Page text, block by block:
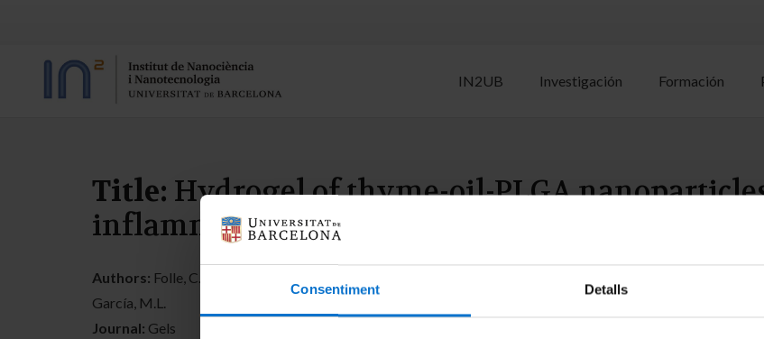
Consentiment Detalls
IN2UB Investigación Formación
Title: Hydrogel of thyme-oil-PLGA
inflammation treatment.
Authors: Folle, C.; Díaz-Garrido, N.; Mallandrich, M.; Suñer-Carbó, J.; Sánchez-López, E.; Halbaut, L.;
García, M.L.
Journal: Gels